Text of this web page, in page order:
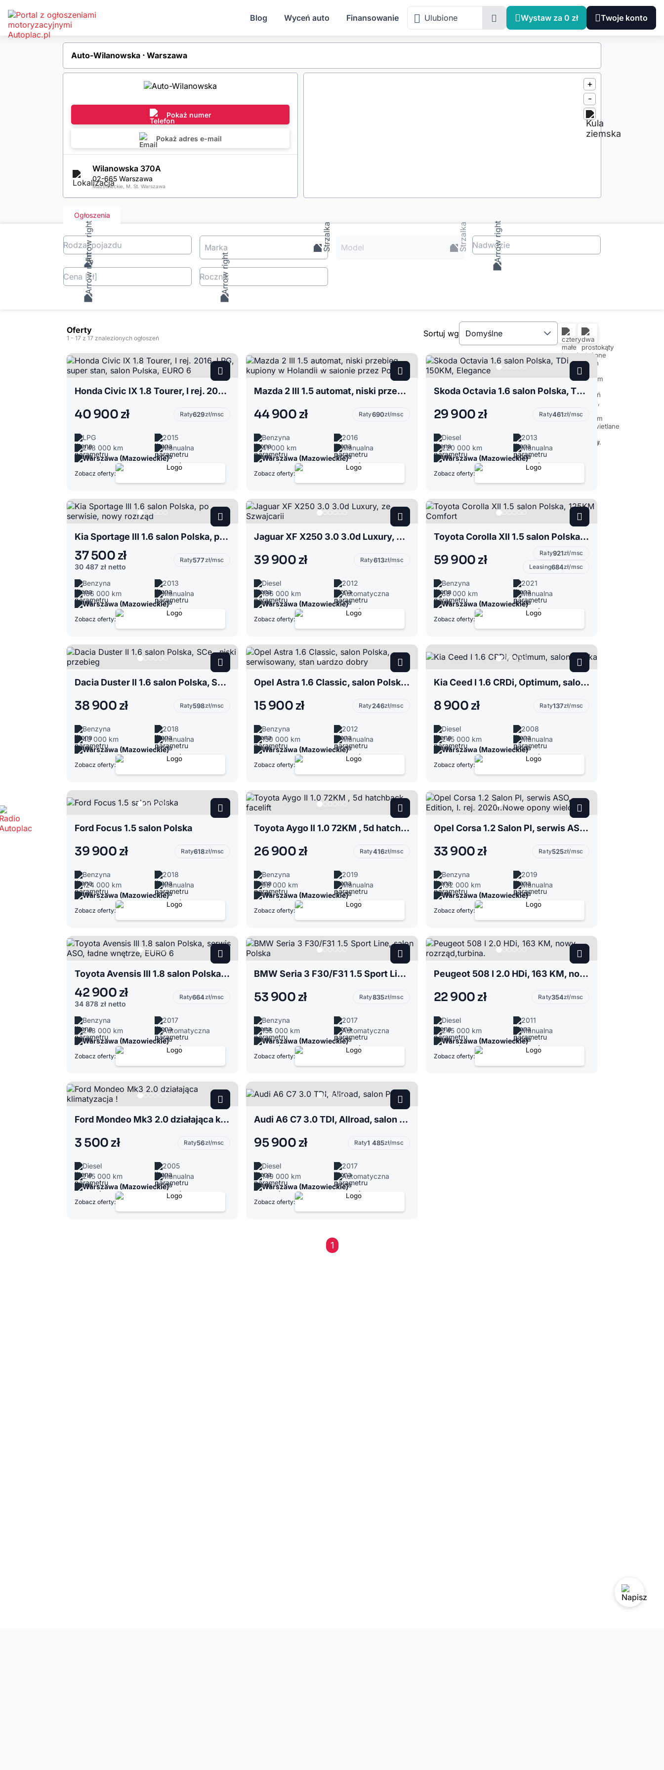
Blog Wyceń auto Finansowanie Ulubione Wystaw za 0 zł Twoje konto
Auto-Wilanowska ⋅ Warszawa
Pokaż numer
Pokaż adres e-mail
Wilanowska 370A
02-665 Warszawa
Mazowieckie, M. St. Warszawa
+
-
Ogłoszenia
Rodzaj pojazdu Marka Model Nadwozie
Cena [zł] Rocznik
Oferty
1 - 17 z 17 znalezionych ogłoszeń Sortuj wg Domyślne
Honda Civic IX 1.8 Tourer, I rej. 2016, LPG, super stan, salon Polska, EURO 6
40 900 zł Raty629zł/msc
LPG
2015
248 000 km
Manualna
Warszawa (Mazowieckie)
Zobacz oferty:
Mazda 2 III 1.5 automat, niski przebieg, kupiony w Holandii w salonie przez Polkę.
44 900 zł Raty690zł/msc
Benzyna
2016
41 000 km
Manualna
Warszawa (Mazowieckie)
Zobacz oferty:
Skoda Octavia 1.6 salon Polska, TDi 150KM, Elegance
29 900 zł Raty461zł/msc
Diesel
2013
220 000 km
Manualna
Warszawa (Mazowieckie)
Zobacz oferty:
Kia Sportage III 1.6 salon Polska, po serwisie, nowy rozrząd
37 500 zł
30 487 zł netto
Raty577zł/msc
Benzyna
2013
166 000 km
Manualna
Warszawa (Mazowieckie)
Zobacz oferty:
Jaguar XF X250 3.0 3.0d Luxury, ze Szwajcarii
39 900 zł Raty613zł/msc
Diesel
2012
186 000 km
Automatyczna
Warszawa (Mazowieckie)
Zobacz oferty:
Toyota Corolla XII 1.5 salon Polska, 125KM Comfort
59 900 zł Raty921zł/msc
Leasing684zł/msc
Benzyna
2021
68 000 km
Manualna
Warszawa (Mazowieckie)
Zobacz oferty:
Dacia Duster II 1.6 salon Polska, SCe , niski przebieg
38 900 zł Raty598zł/msc
Benzyna
2018
40 000 km
Manualna
Warszawa (Mazowieckie)
Zobacz oferty:
Opel Astra 1.6 Classic, salon Polska, serwisowany, stan bardzo dobry
15 900 zł Raty246zł/msc
Benzyna
2012
150 000 km
Manualna
Warszawa (Mazowieckie)
Zobacz oferty:
Kia Ceed I 1.6 CRDi, Optimum, salon Polska
8 900 zł Raty137zł/msc
Diesel
2008
245 000 km
Manualna
Warszawa (Mazowieckie)
Zobacz oferty:
Ford Focus 1.5 salon Polska
39 900 zł Raty618zł/msc
Benzyna
2018
124 000 km
Manualna
Warszawa (Mazowieckie)
Zobacz oferty:
Toyota Aygo II 1.0 72KM , 5d hatchback facelift
26 900 zł Raty416zł/msc
Benzyna
2019
98 000 km
Manualna
Warszawa (Mazowieckie)
Zobacz oferty:
Opel Corsa 1.2 Salon Pl, serwis ASO, Edition, I. rej. 2020r.Nowe opony wielosez
33 900 zł Raty525zł/msc
Benzyna
2019
132 000 km
Manualna
Warszawa (Mazowieckie)
Zobacz oferty:
Toyota Avensis III 1.8 salon Polska, serwis ASO, ładne wnętrze, EURO 6
42 900 zł
34 878 zł netto
Raty664zł/msc
Benzyna
2017
248 000 km
Automatyczna
Warszawa (Mazowieckie)
Zobacz oferty:
BMW Seria 3 F30/F31 1.5 Sport Line, salon Polska
53 900 zł Raty835zł/msc
Benzyna
2017
155 000 km
Automatyczna
Warszawa (Mazowieckie)
Zobacz oferty:
Peugeot 508 I 2.0 HDi, 163 KM, nowy rozrząd,turbina.
22 900 zł Raty354zł/msc
Diesel
2011
245 000 km
Manualna
Warszawa (Mazowieckie)
Zobacz oferty:
Ford Mondeo Mk3 2.0 działająca klimatyzacja !
3 500 zł Raty56zł/msc
Diesel
2005
245 000 km
Manualna
Warszawa (Mazowieckie)
Zobacz oferty:
Audi A6 C7 3.0 TDI, Allroad, salon Polska
95 900 zł Raty1 485zł/msc
Diesel
2017
149 000 km
Automatyczna
Warszawa (Mazowieckie)
Zobacz oferty:
1